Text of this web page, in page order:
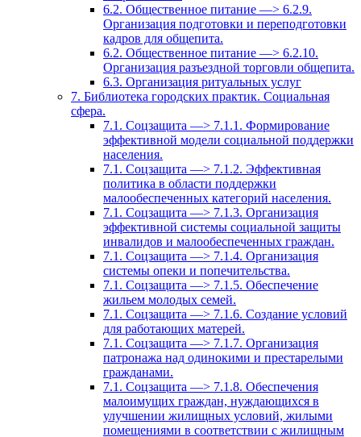
6.2. Общественное питание —> 6.2.9.
Организация подготовки и переподготовки
кадров для общепита.
6.2. Общественное питание —> 6.2.10.
Организация разъездной торговли общепита.
6.3. Организация ритуальных услуг
7. Библиотека городских практик. Социальная
сфера.
7.1. Соцзащита —> 7.1.1. Формирование
эффективной модели социальной поддержки
населения.
7.1. Соцзащита —> 7.1.2. Эффективная
политика в области поддержки
малообеспеченных категорий населения.
7.1. Соцзащита —> 7.1.3. Организация
эффективной системы социальной защиты
инвалидов и малообеспеченных граждан.
7.1. Соцзащита —> 7.1.4. Организация
системы опеки и попечительства.
7.1. Соцзащита —> 7.1.5. Обеспечение
жильем молодых семей.
7.1. Соцзащита —> 7.1.6. Создание условий
для работающих матерей.
7.1. Соцзащита —> 7.1.7. Организация
патронажа над одинокими и престарелыми
гражданами.
7.1. Соцзащита —> 7.1.8. Обеспечения
малоимущих граждан, нуждающихся в
улучшении жилищных условий, жилыми
помещениями в соответствии с жилищным